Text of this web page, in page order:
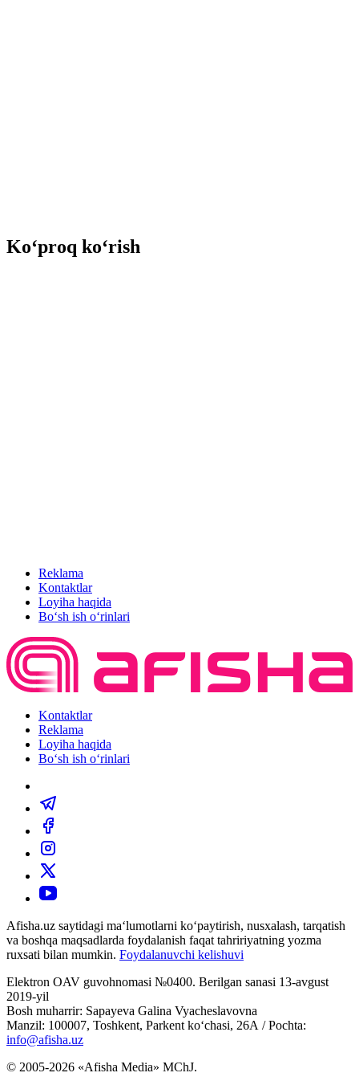
Ko‘proq ko‘rish
Reklama
Kontaktlar
Loyiha haqida
Bo‘sh ish o‘rinlari
Kontaktlar
Reklama
Loyiha haqida
Bo‘sh ish o‘rinlari
Afisha.uz saytidagi ma‘lumotlarni ko‘paytirish, nusxalash, tarqatish
va boshqa maqsadlarda foydalanish faqat tahririyatning yozma
ruxsati bilan mumkin. Foydalanuvchi kelishuvi
Elektron OAV guvohnomasi №0400. Berilgan sanasi 13-avgust
2019-yil
Bosh muharrir: Sapayeva Galina Vyacheslavovna
Manzil: 100007, Toshkent, Parkent ko‘chasi, 26А / Pochta:
info@afisha.uz
© 2005-2026 «Afisha Media» MChJ.